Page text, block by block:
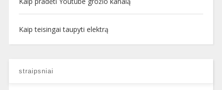
Kaip teisingai taupyti elektrą
straipsniai